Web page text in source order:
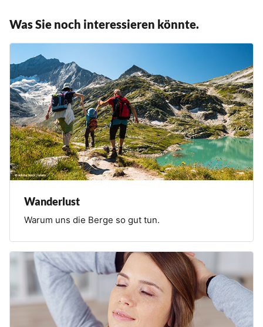
Was Sie noch interessieren könnte.
Wanderlust
Warum uns die Berge so gut tun.